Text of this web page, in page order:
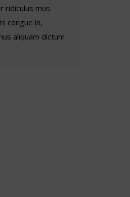
ridiculus mus.
congue in,
aliquam dictum